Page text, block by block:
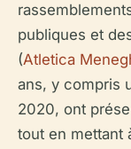
publiques et
(Atletica
ans, y compris
2020, ont
tout en mettant